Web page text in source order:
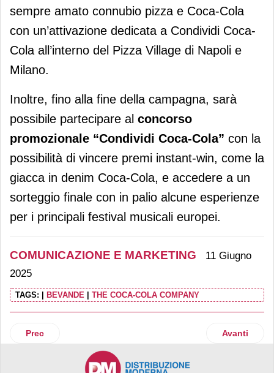
sempre amato connubio pizza e Coca-Cola
con un’attivazione dedicata a Condividi Coca-
Cola all’interno del Pizza Village di Napoli e
Milano.
Inoltre, fino alla fine della campagna, sarà
possibile partecipare al concorso
promozionale “Condividi Coca-Cola” con la
possibilità di vincere premi instant-win, come la
giacca in denim Coca-Cola, e accedere a un
sorteggio finale con in palio alcune esperienze
per i principali festival musicali europei.
COMUNICAZIONE E MARKETING
11 Giugno
2025
TAGS: BEVANDE THE COCA-COLA COMPANY
Articolo precedente: Rebranding per Raviolificio Scoiattolo
Prec Articolo
Avanti